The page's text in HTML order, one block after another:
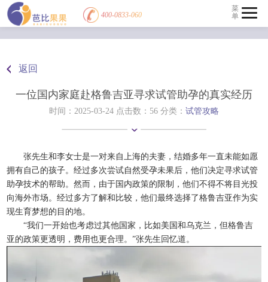
400-0833-060
菜
单
返回
一位国内家庭赴格鲁吉亚寻求试管助孕的真实经历
时间：2025-03-24 点击数： 56 分类： 试管攻略
张先生和李女士是一对来自上海的夫妻，结婚多年一直未能如愿
拥有自己的孩子。经过多次尝试自然受孕未果后，他们决定寻求试管
助孕技术的帮助。然而，由于国内政策的限制，他们不得不将目光投
向海外市场。经过多方了解和比较，他们最终选择了格鲁吉亚作为实
现生育梦想的目的地。
“我们一开始也考虑过其他国家，比如美国和乌克兰，但格鲁吉
亚的政策更透明，费用也更合理。”张先生回忆道。